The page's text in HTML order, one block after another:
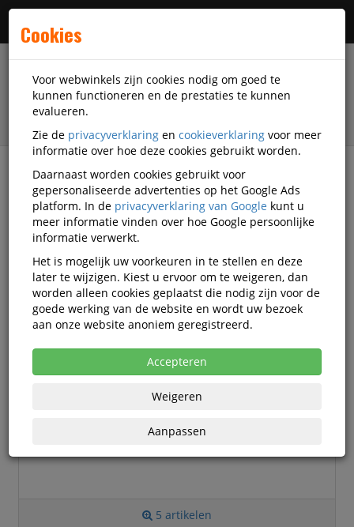
filter
Veiligheidsartikelen Oogbescherming 3M
3M oogbescherming
3M Correctie- en veiligheidsbrillen
5 artikelen
Cookies
Voor webwinkels zijn cookies nodig om goed te
kunnen functioneren en de prestaties te kunnen
evalueren.
Zie de privacyverklaring en cookieverklaring voor meer
informatie over hoe deze cookies gebruikt worden.
Daarnaast worden cookies gebruikt voor
gepersonaliseerde advertenties op het Google Ads
platform. In de privacyverklaring van Google kunt u
meer informatie vinden over hoe Google persoonlijke
informatie verwerkt.
Het is mogelijk uw voorkeuren in te stellen en deze
later te wijzigen. Kiest u ervoor om te weigeren, dan
worden alleen cookies geplaatst die nodig zijn voor de
goede werking van de website en wordt uw bezoek
aan onze website anoniem geregistreerd.
Accepteren
Weigeren
Aanpassen